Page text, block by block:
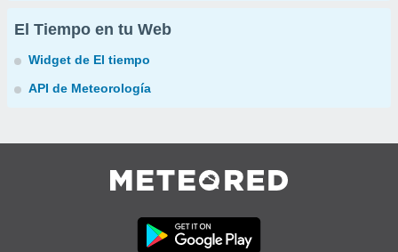
El Tiempo en tu Web
Widget de El tiempo
API de Meteorología